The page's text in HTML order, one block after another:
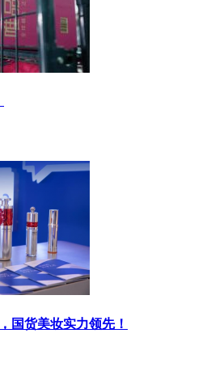
国货美妆实力领先！